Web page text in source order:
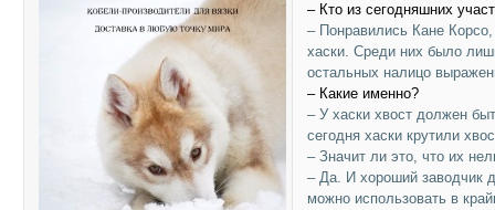
– Кто из сегодняшних
– Понравились Кане
хаски. Среди них было
остальных налицо
– Какие именно?
– У хаски хвост должен
сегодня хаски крутили
– Значит ли это, что их
– Да. И хороший заводчик
можно использовать в